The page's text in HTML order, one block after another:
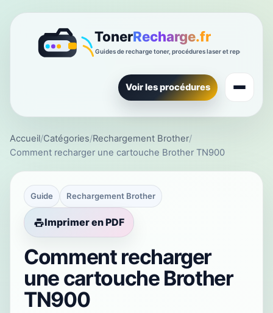
Voir les procédures
Accueil/Catégories/Rechargement Brother/
Comment recharger une cartouche Brother TN900
Guide Rechargement Brother
Imprimer en PDF
Comment recharger
une cartouche Brother
TN900